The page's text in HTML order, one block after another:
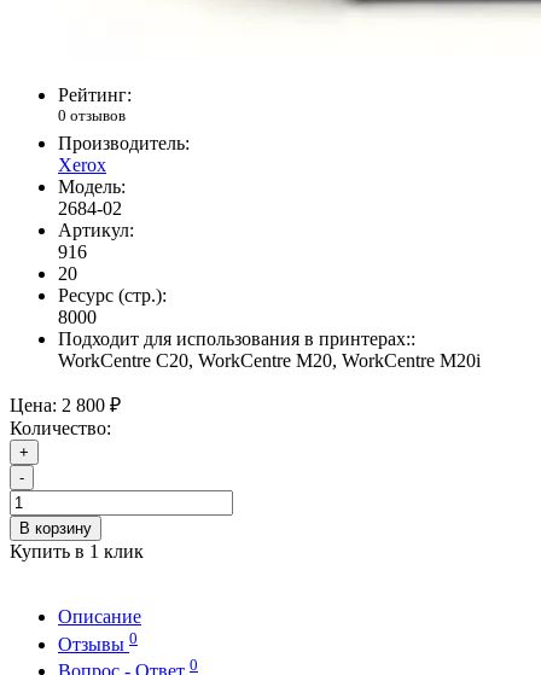
Рейтинг:
0 отзывов
Производитель:
Xerox
Модель:
2684-02
Артикул:
916
20
Ресурс (стр.):
8000
Подходит для использования в принтерах::
WorkCentre C20, WorkCentre M20, WorkCentre M20i
Цена: 2 800 ₽
Количество:
+
-
В корзину
Купить в 1 клик
Описание
Отзывы 0
0